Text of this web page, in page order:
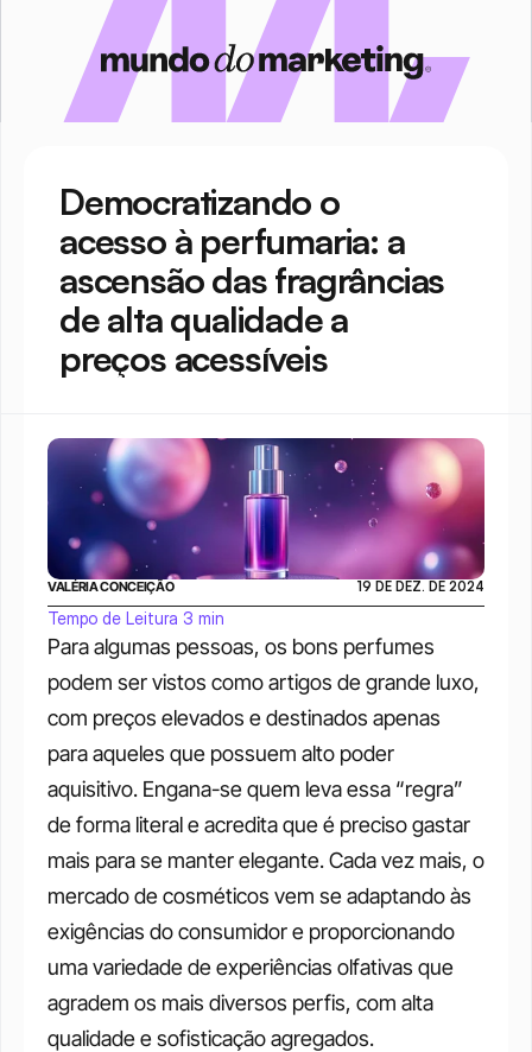
Democratizando o
acesso à perfumaria: a
ascensão das fragrâncias
de alta qualidade a
preços acessíveis
Para algumas pessoas, os bons perfumes
podem ser vistos como artigos de grande luxo,
com preços elevados e destinados apenas
para aqueles que possuem alto poder
aquisitivo. Engana-se quem leva essa “regra”
de forma literal e acredita que é preciso gastar
mais para se manter elegante. Cada vez mais, o
mercado de cosméticos vem se adaptando às
exigências do consumidor e proporcionando
uma variedade de experiências olfativas que
agradem os mais diversos perfis, com alta
qualidade e sofisticação agregados.
VALÉRIA CONCEIÇÃO 19 DE DEZ. DE 2024
Tempo de Leitura 3 min